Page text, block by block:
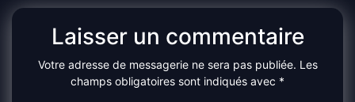
Laisser un commentaire
Votre adresse de messagerie ne sera pas publiée. Les
champs obligatoires sont indiqués avec *